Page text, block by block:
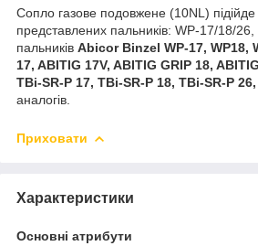
Сопло газове подовжене (10NL) підійде
представлених пальників: WP-17/18/
пальників Abicor Binzel WP-17, WP18,
17, ABITIG 17V, ABITIG GRIP 18,
TBi-SR-P 17, TBi-SR-P 18, TBi-SR-P
аналогів.
Приховати
Характеристики
Основні атрибути